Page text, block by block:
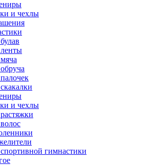
и чехлы
и чехлы
гимнастики